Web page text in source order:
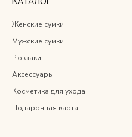
Женские сумки
Мужские сумки
Рюкзаки
Аксессуары
Косметика для ухода
Подарочная карта